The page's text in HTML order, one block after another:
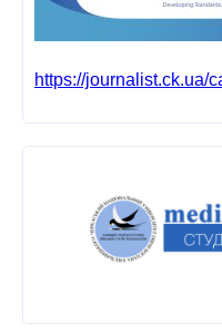
https://journalist.ck.ua/